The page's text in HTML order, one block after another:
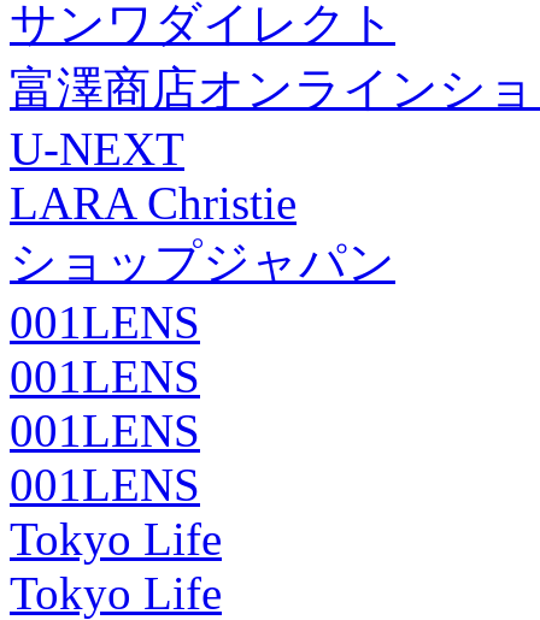
サンワダイレクト
富澤商店オンラインシ
U-NEXT
LARA Christie
ショップジャパン
001LENS
001LENS
001LENS
001LENS
Tokyo Life
Tokyo Life